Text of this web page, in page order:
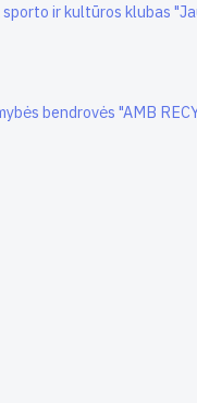
ir kultūros klubas
bendrovės "AMB